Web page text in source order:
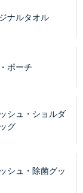
ナルタオル
ポーチ
シュ・ショルダ
グ
シュ・除菌グッ